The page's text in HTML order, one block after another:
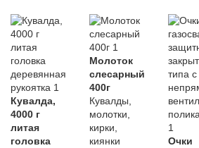
Кувалда,
4000 г
литая
головка
Молоток
слесарный
400г
Кувалды,
молотки,
кирки,
киянки
Очки